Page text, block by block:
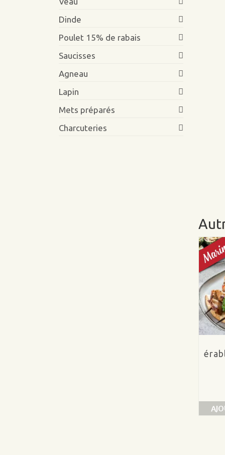
Dinde
Poulet 15% de rabais
Saucisses
Agneau
Lapin
Mets préparés
Charcuteries